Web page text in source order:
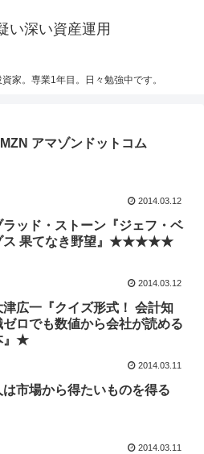
い深い資産運用
家。専業1年目。日々勉強中です。
アマゾンドットコム
2014.03.12
ラッド・ストーン『ジェフ・ベ
ス 果てなき野望』★★★★★
2014.03.12
津広一『クイズ形式！ 会計知
ゼロでも数値から会社が読める
』★
2014.03.11
は市場から得たいものを得る
2014.03.11